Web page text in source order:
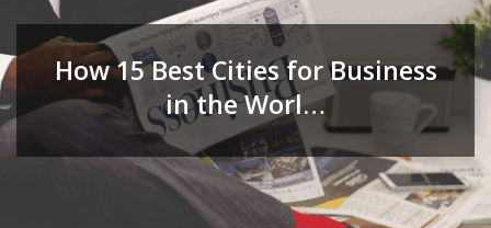
How 15 Best Cities for Business
in the Worl…